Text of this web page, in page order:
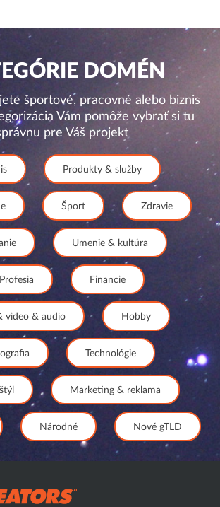
DOMÉN
športové, pracovné alebo biznis
Vám pomôže vybrať si tu
pre Váš projekt
Produkty & služby
Šport Zdravie
Umenie & kultúra
Profesia Financie
video & audio Hobby
Technológie
Marketing & reklama
Národné Nové gTLD